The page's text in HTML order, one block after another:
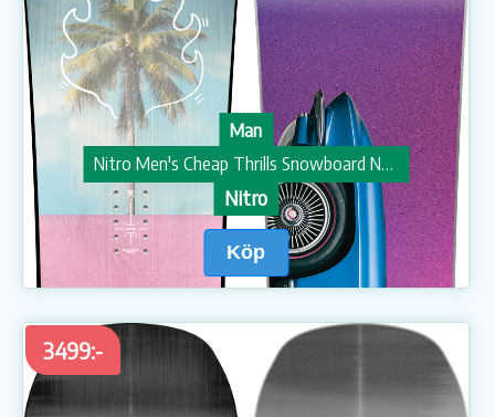
Man
Nitro Men's Cheap Thrills Snowboard Nocolor
Nitro
Köp
3499:-